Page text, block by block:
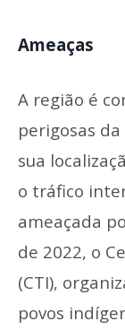
Ameaças
A região é
perigosas
sua
o tráfico
ameaçada
de 2022, o
(CTI),
povos